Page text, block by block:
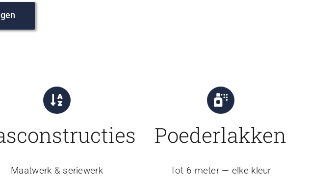
Maatwerk & seriewerk
Poederlakken
Tot 6 meter — elke kleur